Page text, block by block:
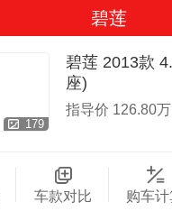
碧莲
179
碧莲 2013款
座)
指导价 126.80
车款对比 购车